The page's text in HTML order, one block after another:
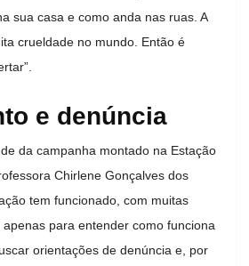
sua casa e como anda nas ruas. A
crueldade no mundo. Então é
e denúncia
da campanha montado na Estação
Chirlene Gonçalves dos
tem funcionado, com muitas
para entender como funciona
orientações de denúncia e, por